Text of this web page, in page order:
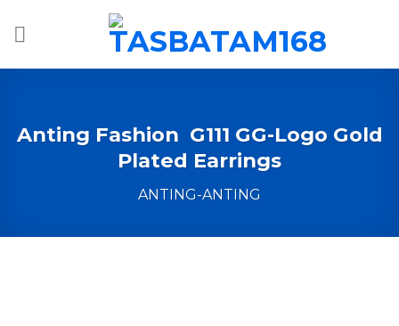
Anting Fashion G111 GG-Logo Gold
Plated Earrings
ANTING-ANTING